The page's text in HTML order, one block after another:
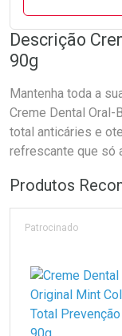
Descrição
90g
Mantenha toda a
Creme Dental
total anticáries e
refrescante que só
Produtos
Patrocinado